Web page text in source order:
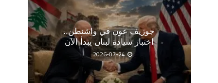
جوزيف عون في واشنطن..
اختبار سيادة لبنان يبدأ الآن
2026-07-24